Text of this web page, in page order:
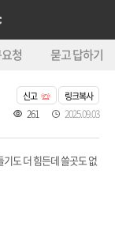
청 묻고 답하기
신고 링크복사
261 2025.09.03
도 더 힘든데 쓸곳도 없